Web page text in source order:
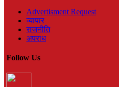
Advertisment Request
व्यापार
राजनीति
अपराध
Follow Us